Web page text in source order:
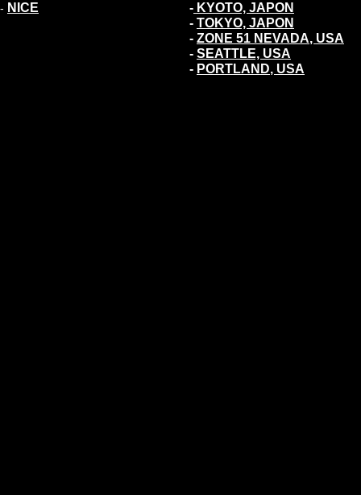
- NICE
- KYOTO, JAPON
- TOKYO, JAPON
- ZONE 51 NEVADA, USA
- SEATTLE, USA
- PORTLAND, USA